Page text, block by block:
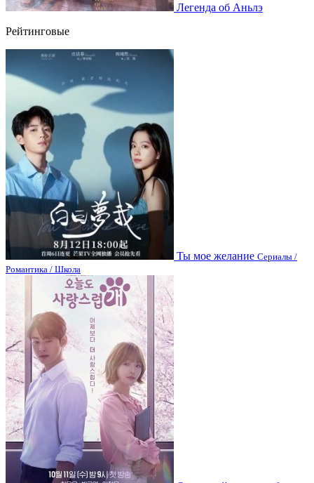
Легенда об Аньлэ
Рейтинговые
Ты мое желание Сериалы /
Романтика / Школа